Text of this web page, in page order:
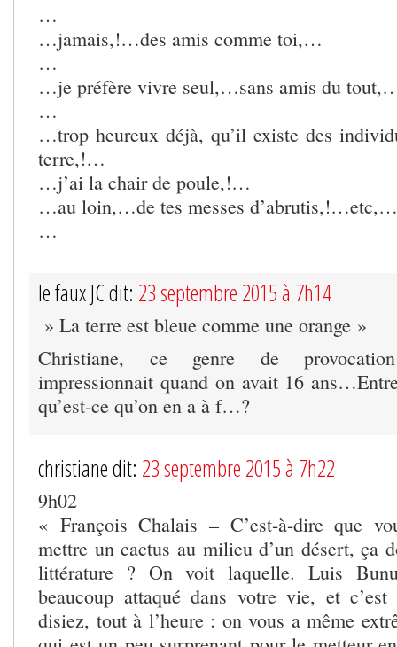
…
…jamais,!…des amis comme toi,…
…
…je préfère vivre seul,…sans amis du
…
…trop heureux déjà, qu’il existe des
terre,!…
…j’ai la chair de poule,!…
…au loin,…de tes messes
…
le faux JC dit: 23 septembre 2015 à 7h14
» La terre est bleue comme une orange »
Christiane, ce genre de
impressionnait quand on avait 16
qu’est-ce qu’on en a à f…?
christiane dit: 23 septembre 2015 à 7h22
9h02
« François Chalais – C’est-à-dire que
mettre un cactus au milieu d’un désert, ça
littérature ? On voit laquelle. Luis
beaucoup attaqué dans votre vie, et
disiez, tout à l’heure : on vous a même